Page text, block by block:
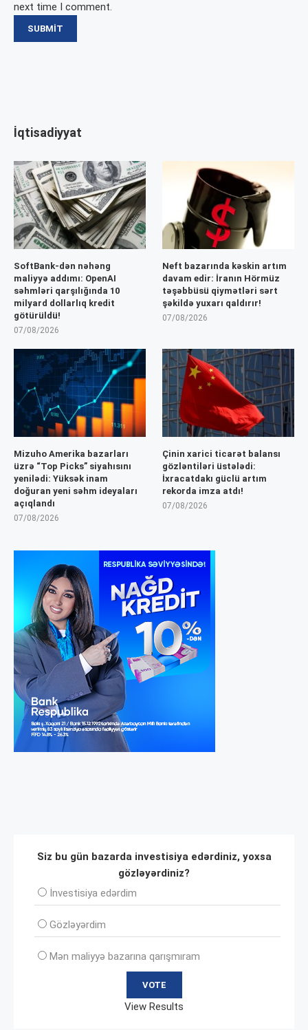
next time I comment.
İqtisadiyyat
SoftBank-dən nəhəng
maliyyə addımı: OpenAI
səhmləri qarşılığında 10
milyard dollarlıq kredit
götürüldü!
07/08/2026
Neft bazarında kəskin artım
davam edir: İranın Hörmüz
təşəbbüsü qiymətləri sərt
şəkildə yuxarı qaldırır!
07/08/2026
Mizuho Amerika bazarları
üzrə “Top Picks” siyahısını
yenilədi: Yüksək inam
doğuran yeni səhm ideyaları
açıqlandı
07/08/2026
Çinin xarici ticarət balansı
gözləntiləri üstələdi:
İxracatdakı güclü artım
rekorda imza atdı!
07/08/2026
Siz bu gün bazarda investisiya edərdiniz, yoxsa
gözləyərdiniz?
İnvеstisiya edərdim
Gözləyərdim
Mən maliyyə bazarına qarışmıram
View Results